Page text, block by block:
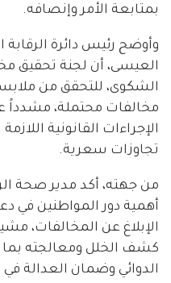
بمتابعة الأمر وإنصافه.
وأوضح رئيس دائرة الرقابة
العيسى، أن لجنة تحقيق
الشكوى، للتحقق من
مخالفات محتملة، مشدداً
الإجراءات القانونية
تجاوزات سعرية.
من جهته، أكد مدير صحة
أهمية دور المواطنين في
الإبلاغ عن المخالفات،
كشف الخلل ومعالجته بما
الدوائي وضمان العدالة